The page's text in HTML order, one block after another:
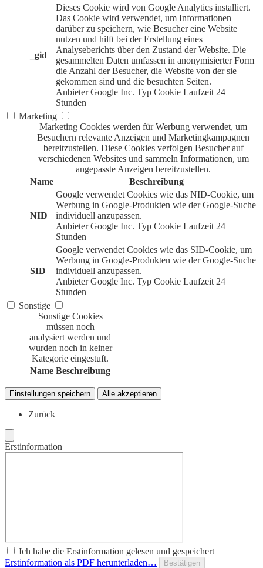
_gid
Dieses Cookie wird von Google Analytics installiert.
Das Cookie wird verwendet, um Informationen
darüber zu speichern, wie Besucher eine Website
nutzen und hilft bei der Erstellung eines
Analyseberichts über den Zustand der Website. Die
gesammelten Daten umfassen in anonymisierter Form
die Anzahl der Besucher, die Website von der sie
gekommen sind und die besuchten Seiten.
Anbieter Google Inc. Typ Cookie Laufzeit 24
Stunden
Marketing
Marketing Cookies werden für Werbung verwendet, um
Besuchern relevante Anzeigen und Marketingkampagnen
bereitzustellen. Diese Cookies verfolgen Besucher auf
verschiedenen Websites und sammeln Informationen, um
angepasste Anzeigen bereitzustellen.
Name
Beschreibung
NID
Google verwendet Cookies wie das NID-Cookie, um
Werbung in Google-Produkten wie der Google-Suche
individuell anzupassen.
Anbieter Google Inc. Typ Cookie Laufzeit 24
Stunden
SID
Google verwendet Cookies wie das SID-Cookie, um
Werbung in Google-Produkten wie der Google-Suche
individuell anzupassen.
Anbieter Google Inc. Typ Cookie Laufzeit 24
Stunden
Sonstige
Sonstige Cookies
müssen noch
analysiert werden und
wurden noch in keiner
Kategorie eingestuft.
Name Beschreibung
Einstellungen speichern Alle akzeptieren
Zurück
Erstinformation
Ich habe die Erstinformation gelesen und gespeichert
Erstinformation als PDF herunterladen…
Bestätigen